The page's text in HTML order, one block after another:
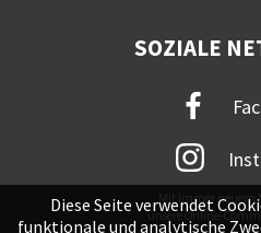
SOZIALE
Mit immer neuem
unsere Online-
Diese Seite verwendet
funktionale und analytische